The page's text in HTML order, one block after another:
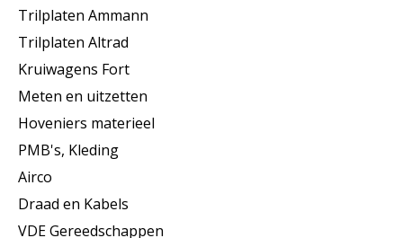
Trilplaten Ammann
Trilplaten Altrad
Kruiwagens Fort
Meten en uitzetten
Hoveniers materieel
PMB's, Kleding
Airco
Draad en Kabels
VDE Gereedschappen